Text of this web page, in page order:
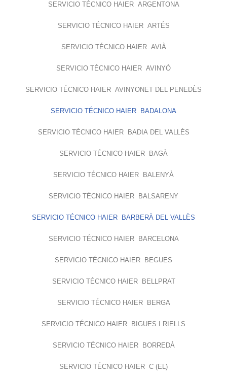
SERVICIO TÉCNICO HAIER ARGENTONA
SERVICIO TÉCNICO HAIER ARTÉS
SERVICIO TÉCNICO HAIER AVIÀ
SERVICIO TÉCNICO HAIER AVINYÓ
SERVICIO TÉCNICO HAIER AVINYONET DEL PENEDÈS
SERVICIO TÉCNICO HAIER BADALONA
SERVICIO TÉCNICO HAIER BADIA DEL VALLÈS
SERVICIO TÉCNICO HAIER BAGÀ
SERVICIO TÉCNICO HAIER BALENYÀ
SERVICIO TÉCNICO HAIER BALSARENY
SERVICIO TÉCNICO HAIER BARBERÀ DEL VALLÈS
SERVICIO TÉCNICO HAIER BARCELONA
SERVICIO TÉCNICO HAIER BEGUES
SERVICIO TÉCNICO HAIER BELLPRAT
SERVICIO TÉCNICO HAIER BERGA
SERVICIO TÉCNICO HAIER BIGUES I RIELLS
SERVICIO TÉCNICO HAIER BORREDÀ
SERVICIO TÉCNICO HAIER C (EL)